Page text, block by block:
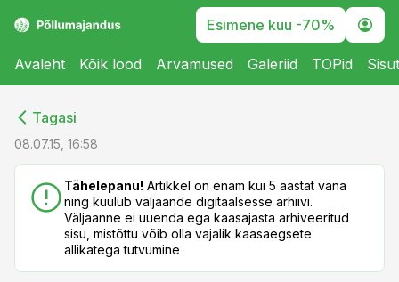
Esimene kuu -70%
Avaleht Kõik lood Arvamused Galeriid TOPid
Tagasi
08.07.15, 16:58
Tähelepanu! Artikkel on enam kui 5 aastat vana
ning kuulub väljaande digitaalsesse arhiivi.
Väljaanne ei uuenda ega kaasajasta arhiveeritud
sisu, mistõttu võib olla vajalik kaasaegsete
allikatega tutvumine